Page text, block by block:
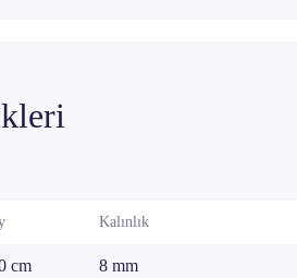
Kalınlık
cm 8 mm